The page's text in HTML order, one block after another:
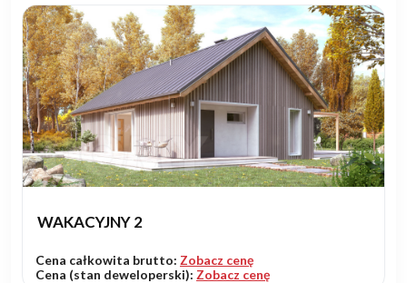
WAKACYJNY 2
Cena całkowita brutto: Zobacz cenę
Cena (stan deweloperski): Zobacz cenę